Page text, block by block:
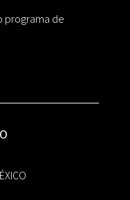
programa de